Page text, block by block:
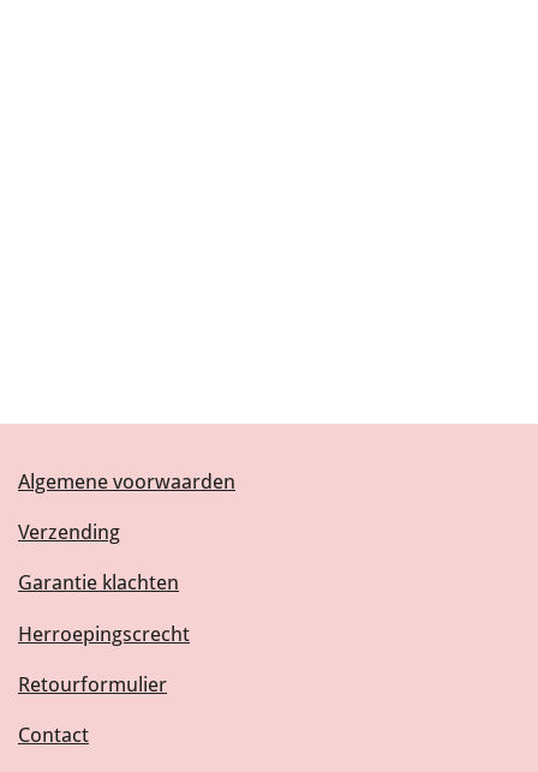
Algemene voorwaarden
Verzending
Garantie klachten
Herroepingscrecht
Retourformulier
Contact